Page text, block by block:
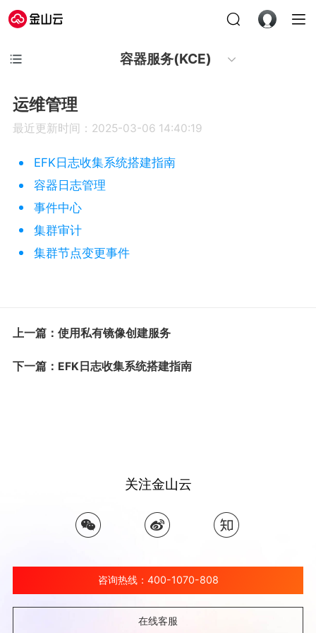
容器服务(KCE)
运维管理
最近更新时间：2025-03-06 14:40:19
EFK日志收集系统搭建指南
容器日志管理
事件中心
集群审计
集群节点变更事件
上一篇：使用私有镜像创建服务
下一篇：EFK日志收集系统搭建指南
关注金山云
咨询热线：400-1070-808
在线客服